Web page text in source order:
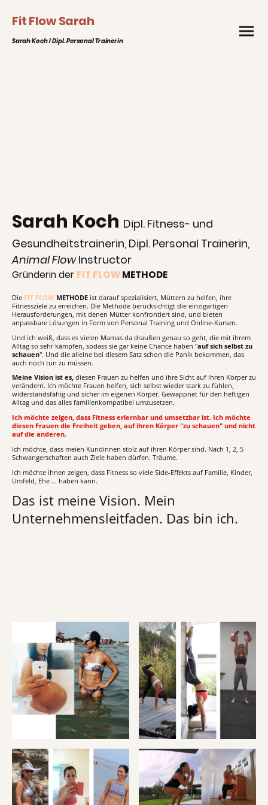
Fit Flow Sarah
Sarah Koch I Dipl. Personal Trainerin
Sarah Koch Dipl. Fitness- und
Gesundheitstrainerin, Dipl. Personal Trainerin,
Animal FlowInstructor
Gründerin der FIT FLOWMETHODE
Die FIT FLOW METHODE ist darauf spezialisiert, Müttern zu helfen, ihre
Fitnessziele zu erreichen. Die Methode berücksichtigt die einzigartigen
Herausforderungen, mit denen Mütter konfrontiert sind, und bieten
anpassbare Lösungen in Form von Personal Training und Online-Kursen.
Und ich weiß, dass es vielen Mamas da draußen genau so geht, die mit ihrem
Alltag so sehr kämpfen, sodass sie gar keine Chance haben "auf sich selbst zu
schauen". Und die alleine bei diesem Satz schon die Panik bekommen, das
auch noch tun zu müssen.
Meine Vision ist es, diesen Frauen zu helfen und ihre Sicht auf ihren Körper zu
verändern. Ich möchte Frauen helfen, sich selbst wieder stark zu fühlen,
widerstandsfähig und sicher im eigenen Körper. Gewappnet für den heftigen
Alltag und das alles familienkompatibel umzusetzen.
Ich möchte zeigen, dass Fitness erlernbar und umsetzbar ist. Ich möchte
diesen Frauen die Freiheit geben, auf ihren Körper "zu schauen" und nicht
auf die anderen.
Ich möchte, dass meien Kundinnen stolz auf ihren Körper sind. Nach 1, 2, 5
Schwangerschaften auch Ziele haben dürfen. Träume.
Ich möchte ihnen zeigen, dass Fitness so viele Side-Effekts auf Familie, Kinder,
Umfeld, Ehe ... haben kann.
Das ist meine Vision. Mein
Unternehmensleitfaden. Das bin ich.